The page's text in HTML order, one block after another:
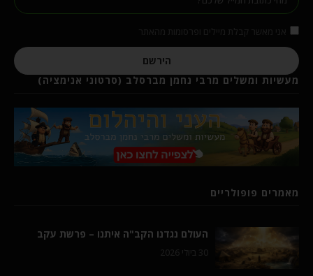
הירשם
מעשיות ומשלים מרבי נחמן מברסלב (סרטוני אנימציה)
מאמרים פופולריים
העולם נגדנו הקב"ה איתנו – פרשת עקב
30 ביולי 2026